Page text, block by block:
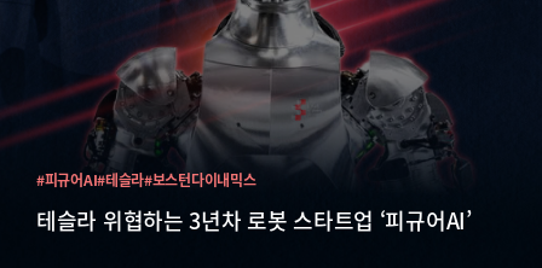
테슬라 위협하는 3년차 로봇 스타트업 ‘피규어AI’
#피규어AI#테슬라#보스턴다이내믹스